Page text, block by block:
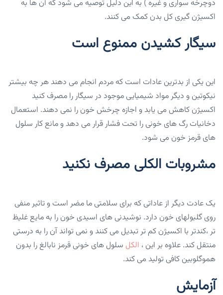
دوچرخه سواری و غیره ) به این دلیل توصیه می شود که آن ها به
اکسیژن گیری کل بدن کمک می کنند.
سیگار کشیدن ممنوع است
این یکی از بدترین عادات است که مردم انجام می دهند هر چه بیشتر
نیکوتین و دیگر مواد شیمیایی موجود در سیگار را مصرف کنید
اکسیژن کاهش می یابد و اجازه چرخش خون را نمی دهند. استعمال
دخانیات رگ های خونی را تحت فشار قرار می دهد و مانع کار سلول
های قرمز خون می شود.
مشروبات الکلی مصرف نکنید
یک عادت دیگر از عاداتی که برای سلامتی ما مضر است و تاثیر منفی
روی گلبولهای خون دارد. نوشیدنی های اسیدی خون را به مایع غلیظ
تر ،کندتر با اکسیژن کم تر تبدیل می کنند و نمی تواند آن را به درستی
منتقل کند. علاوه بر این ، الکل سلول های خونی قرمز نابالغ را بدون
هموگلوبین کافی تولید می کند.
آزمایش